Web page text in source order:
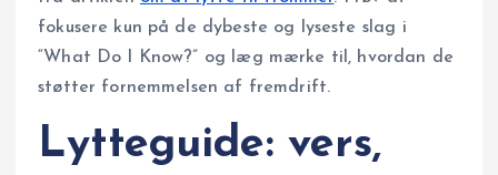
fokusere kun på de dybeste og lyseste slag i
“What Do I Know?” og læg mærke til, hvordan de
støtter fornemmelsen af fremdrift.
Lytteguide: vers,